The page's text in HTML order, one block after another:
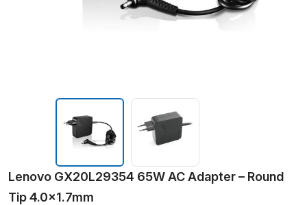
Lenovo GX20L29354 65W AC Adapter – Round
Tip 4.0×1.7mm